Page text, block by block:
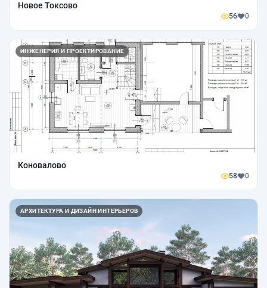
Новое Токсово
56 0
ИНЖЕНЕРИЯ И ПРОЕКТИРОВАНИЕ
Коновалово
58 0
АРХИТЕКТУРА И ДИЗАЙН ИНТЕРЬЕРОВ